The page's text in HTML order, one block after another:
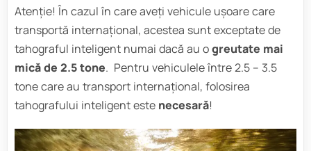
Atenție! În cazul în care aveți vehicule ușoare care
transportă internațional, acestea sunt exceptate de
tahograful inteligent numai dacă au ogreutate mai
mică de 2.5 tone. Pentru vehiculele între 2.5 – 3.5
tone care au transport internațional, folosirea
tahografului inteligent este necesară!